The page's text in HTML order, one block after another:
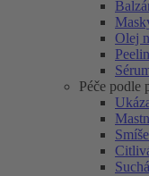
Olej
Péče podle